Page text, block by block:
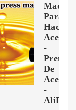
Para
Hacer
Aceite
-
Prensas
De
Aceite
-